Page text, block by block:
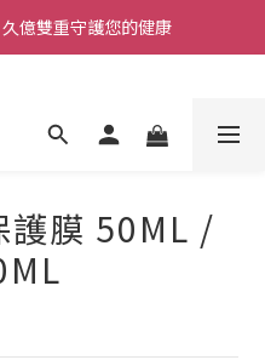
億雙重守護您的健康
護膜 50ML /